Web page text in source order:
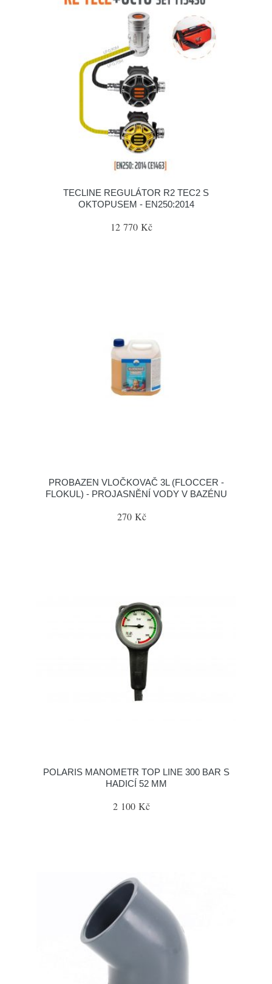
TECLINE REGULÁTOR R2 TEC2 S
OKTOPUSEM - EN250:2014
12 770 Kč
PROBAZEN VLOČKOVAČ 3L (FLOCCER -
FLOKUL) - PROJASNĚNÍ VODY V BAZÉNU
270 Kč
POLARIS MANOMETR TOP LINE 300 BAR S
HADICÍ 52 MM
2 100 Kč